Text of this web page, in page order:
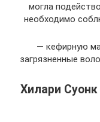
могла
необходимо
— кефирную
загрязненные
Хилари